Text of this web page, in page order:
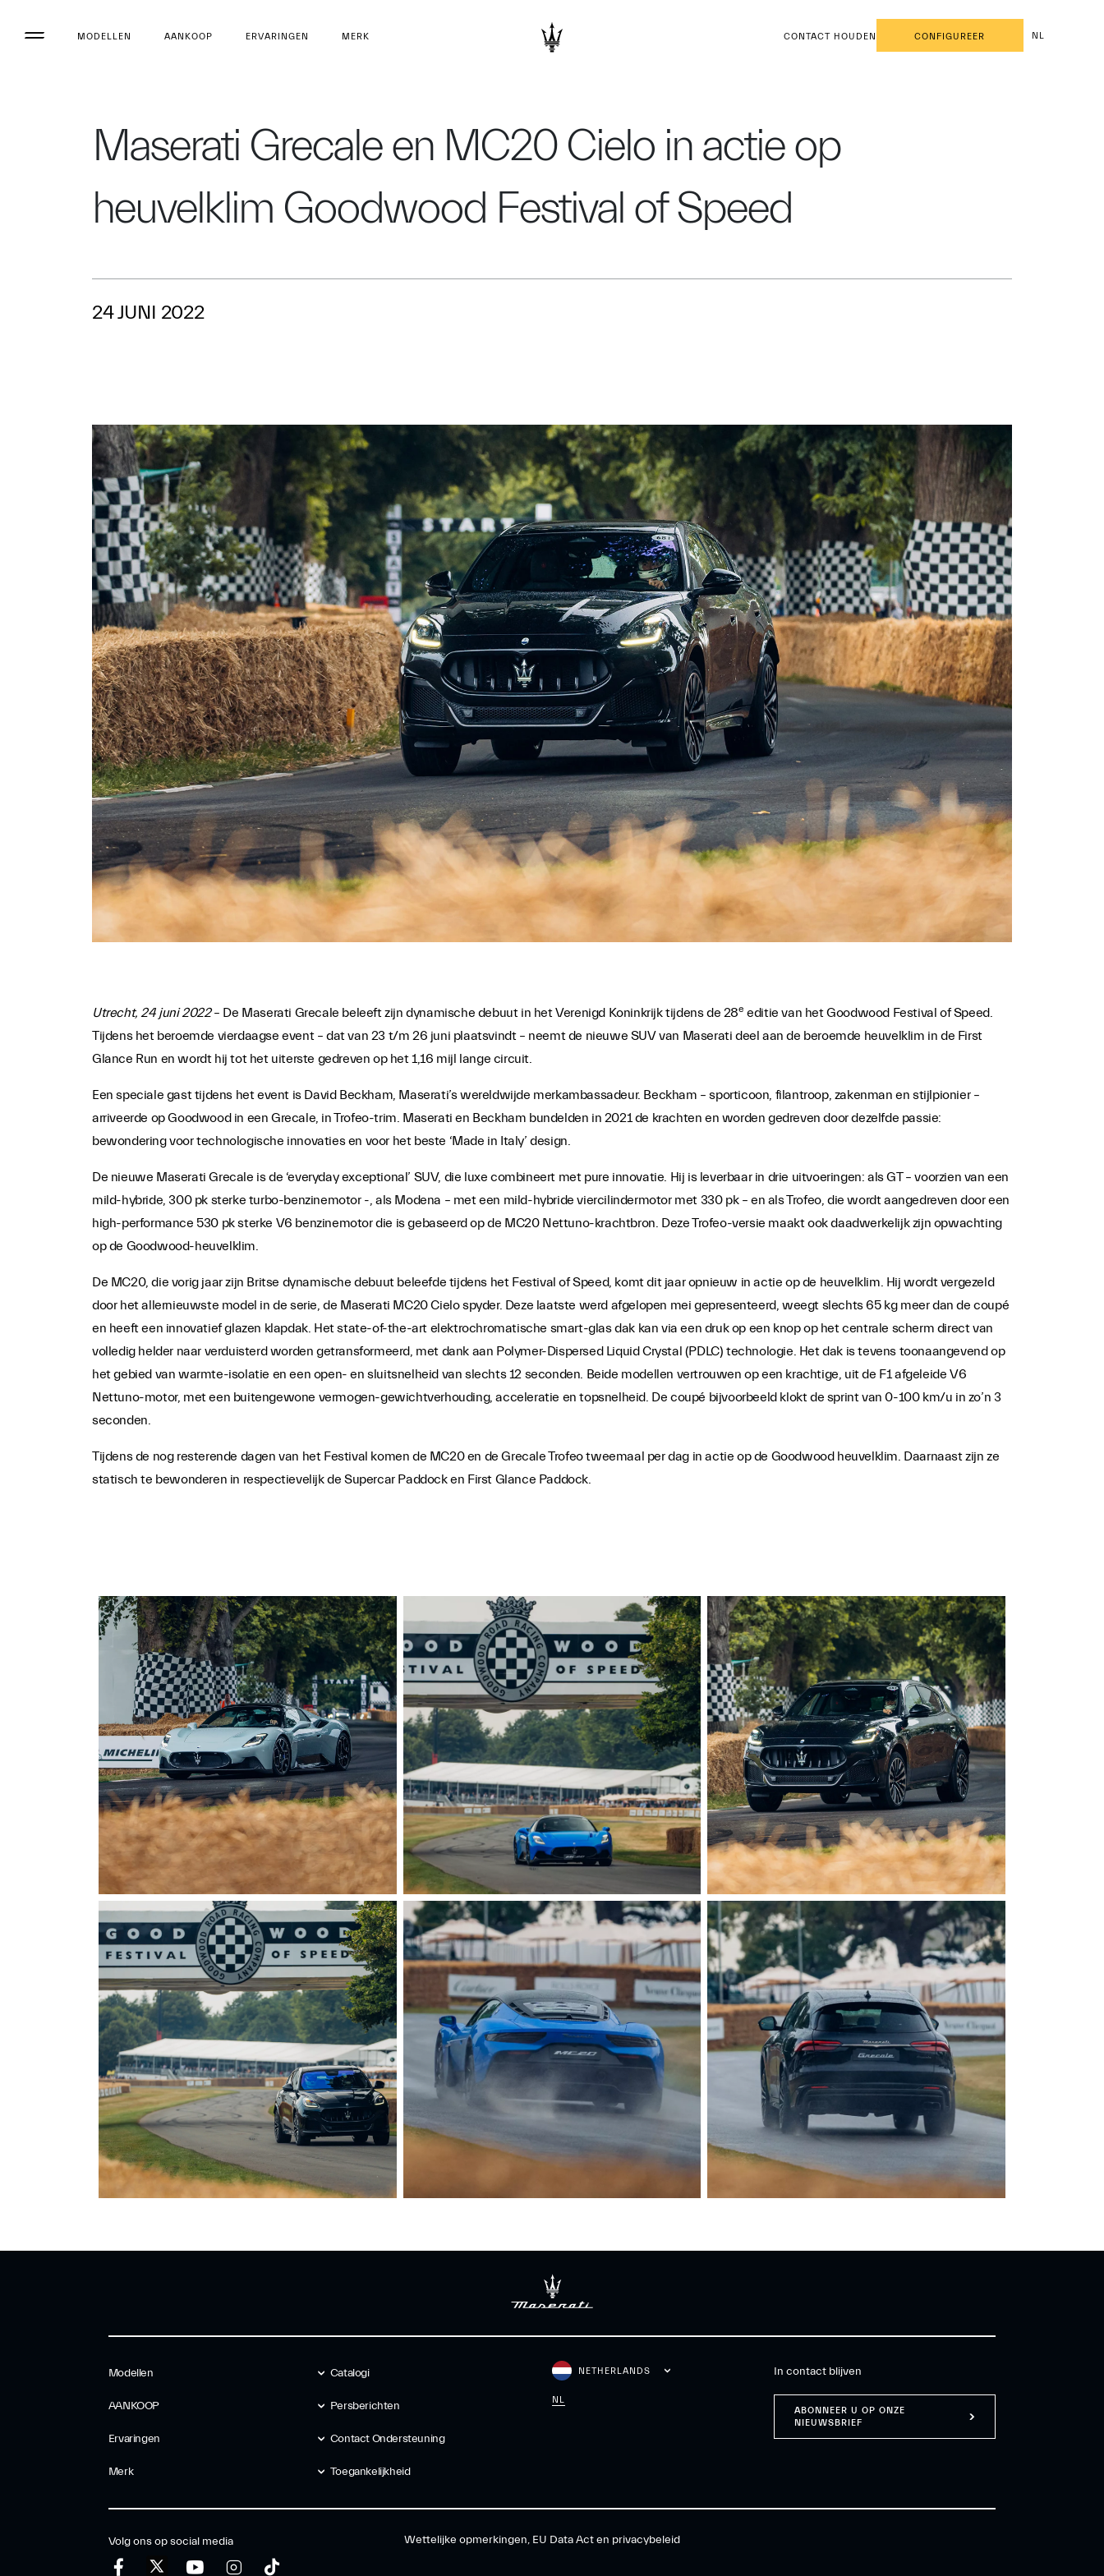
MODELLEN AANKOOP ERVARINGEN MERK CONTACT HOUDEN CONFIGUREER NL
Maserati Grecale en MC20 Cielo in actie op
heuvelklim Goodwood Festival of Speed
24 JUNI 2022
Utrecht, 24 juni 2022– De Maserati Grecale beleeft zijn dynamische debuut in het Verenigd Koninkrijk tijdens de 28e editie van het Goodwood Festival of Speed.
Tijdens het beroemde vierdaagse event – dat van 23 t/m 26 juni plaatsvindt – neemt de nieuwe SUV van Maserati deel aan de beroemde heuvelklim in de First
Glance Run en wordt hij tot het uiterste gedreven op het 1,16 mijl lange circuit.
Een speciale gast tijdens het event is David Beckham, Maserati’s wereldwijde merkambassadeur. Beckham – sporticoon, filantroop, zakenman en stijlpionier –
arriveerde op Goodwood in een Grecale, in Trofeo-trim. Maserati en Beckham bundelden in 2021 de krachten en worden gedreven door dezelfde passie:
bewondering voor technologische innovaties en voor het beste ‘Made in Italy’ design.
De nieuwe Maserati Grecale is de ‘everyday exceptional’ SUV, die luxe combineert met pure innovatie. Hij is leverbaar in drie uitvoeringen: als GT – voorzien van een
mild-hybride, 300 pk sterke turbo-benzinemotor -, als Modena – met een mild-hybride viercilindermotor met 330 pk – en als Trofeo, die wordt aangedreven door een
high-performance 530 pk sterke V6 benzinemotor die is gebaseerd op de MC20 Nettuno-krachtbron. Deze Trofeo-versie maakt ook daadwerkelijk zijn opwachting
op de Goodwood-heuvelklim.
De MC20, die vorig jaar zijn Britse dynamische debuut beleefde tijdens het Festival of Speed, komt dit jaar opnieuw in actie op de heuvelklim. Hij wordt vergezeld
door het allernieuwste model in de serie, de Maserati MC20 Cielo spyder. Deze laatste werd afgelopen mei gepresenteerd, weegt slechts 65 kg meer dan de coupé
en heeft een innovatief glazen klapdak. Het state-of-the-art elektrochromatische smart-glas dak kan via een druk op een knop op het centrale scherm direct van
volledig helder naar verduisterd worden getransformeerd, met dank aan Polymer-Dispersed Liquid Crystal (PDLC) technologie. Het dak is tevens toonaangevend op
het gebied van warmte-isolatie en een open- en sluitsnelheid van slechts 12 seconden. Beide modellen vertrouwen op een krachtige, uit de F1 afgeleide V6
Nettuno-motor, met een buitengewone vermogen-gewichtverhouding, acceleratie en topsnelheid. De coupé bijvoorbeeld klokt de sprint van 0-100 km/u in zo’n 3
seconden.
Tijdens de nog resterende dagen van het Festival komen de MC20 en de Grecale Trofeo tweemaal per dag in actie op de Goodwood heuvelklim. Daarnaast zijn ze
statisch te bewonderen in respectievelijk de Supercar Paddock en First Glance Paddock.
Modellen
AANKOOP
Ervaringen
Merk
Catalogi
Persberichten
Contact Ondersteuning
Toegankelijkheid
NETHERLANDS
NL
In contact blijven
ABONNEER U OP ONZE
NIEUWSBRIEF
Volg ons op social media Wettelijke opmerkingen, EU Data Act en privacybeleid